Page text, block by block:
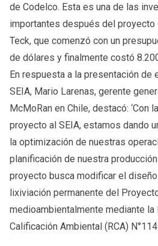
de Codelco. Esta es una de las
importantes después del proyecto
Teck, que comenzó con un
de dólares y finalmente costó
En respuesta a la presentación de
SEIA, Mario Larenas, gerente
McMoRan en Chile, destacó: ‘Con
proyecto al SEIA, estamos dando
la optimización de nuestras
planificación de nuestra
proyecto busca modificar el
lixiviación permanente del
medioambientalmente mediante la
Calificación Ambiental (RCA)